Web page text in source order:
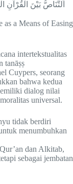
as a Means of Easing
intertekstualitas
tanāṣṣ
Cuypers, seorang
bahwa kedua
dialog nilai
universal.
tidak berdiri
menumbuhkan
dan Alkitab,
sebagai jembatan